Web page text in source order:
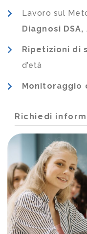
Lavoro sul
Diagnosi DSA,
Ripetizioni di
d’età
Monitoraggio
Richiedi